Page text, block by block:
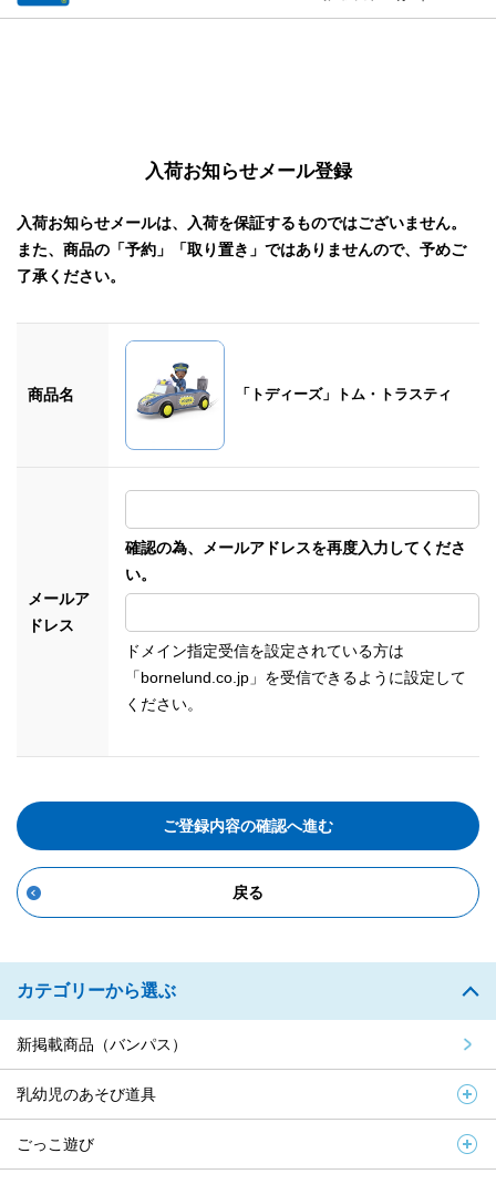
入荷お知らせメール登録
入荷お知らせメールは、入荷を保証するものではございません。
また、商品の「予約」「取り置き」ではありませんので、予めご
了承ください。
商品名 「トディーズ」トム・トラスティ
メールア
ドレス
確認の為、メールアドレスを再度入力してくださ
い。
ドメイン指定受信を設定されている方は
「bornelund.co.jp」を受信できるように設定して
ください。
ご登録内容の確認へ進む
戻る
カテゴリーから選ぶ
新掲載商品（バンパス）
乳幼児のあそび道具
ごっこ遊び